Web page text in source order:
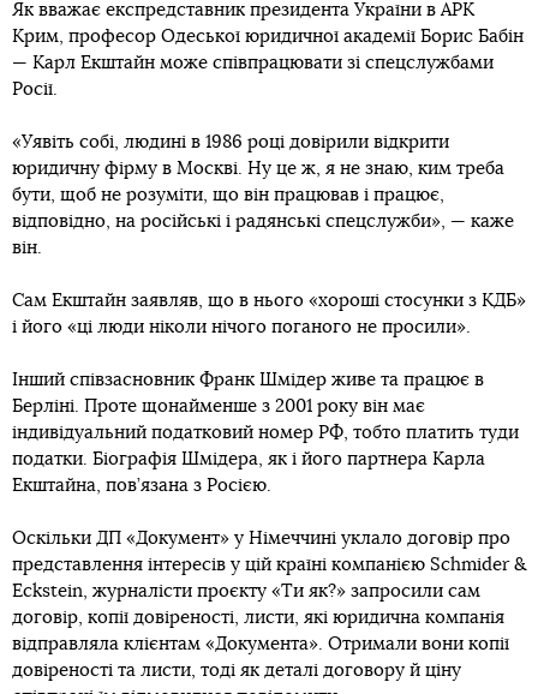
Як вважає експредставник президента України в АРК
Крим, професор Одеської юридичної академії Борис Бабін
— Карл Екштайн може співпрацювати зі спецслужбами
Росії.
«Уявіть собі, людині в 1986 році довірили відкрити
юридичну фірму в Москві. Ну це ж, я не знаю, ким треба
бути, щоб не розуміти, що він працював і працює,
відповідно, на російські і радянські спецслужби», — каже
він.
Сам Екштайн заявляв, що в нього «хороші стосунки з КДБ»
і його «ці люди ніколи нічого поганого не просили».
Інший співзасновник Франк Шмідер живе та працює в
Берліні. Проте щонайменше з 2001 року він має
індивідуальний податковий номер РФ, тобто платить туди
податки. Біографія Шмідера, як і його партнера Карла
Екштайна, пов’язана з Росією.
Оскільки ДП «Документ» у Німеччині уклало договір про
представлення інтересів у цій країні компанією Schmider &
Еckstein, журналісти проєкту «Ти як?» запросили сам
договір, копії довіреності, листи, які юридична компанія
відправляла клієнтам «Документа». Отримали вони копії
довіреності та листи, тоді як деталі договору й ціну